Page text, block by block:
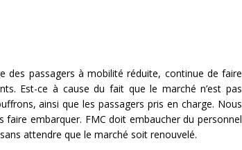
des passagers à mobilité réduite, continue de faire
Est-ce à cause du fait que le marché n’est pas
ainsi que les passagers pris en charge. Nous
embarquer. FMC doit embaucher du personnel
attendre que le marché soit renouvelé.